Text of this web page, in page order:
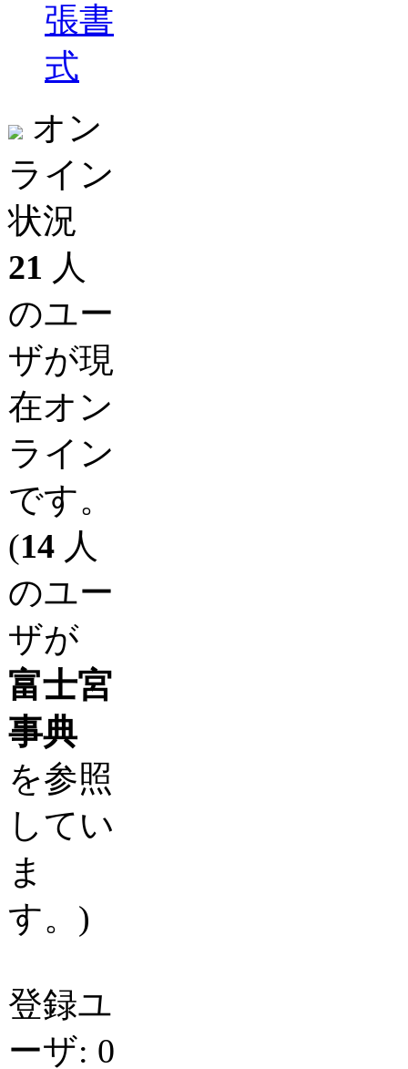
張書
式
オン
ライン
状況
21 人
のユー
ザが現
在オン
ライン
です。
(14 人
のユー
ザが
富士宮
事典
を参照
してい
ま
す。)
登録ユ
ーザ: 0